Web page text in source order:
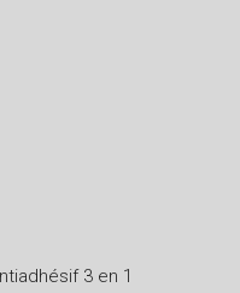
3 en 1